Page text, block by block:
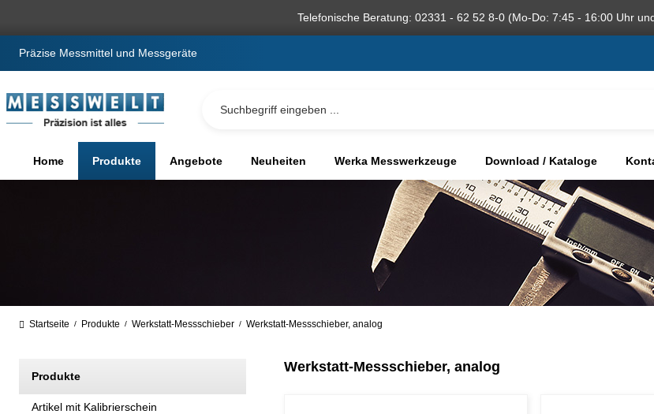
Telefonische Beratung: 02331 - 62 52 8-0 (Mo-Do: 7:45 - 16:00 Uhr
Präzise Messmittel und Messgeräte
Home Produkte Angebote Neuheiten Werka Messwerkzeuge Download / Kataloge
Startseite / Produkte / Werkstatt-Messschieber / Werkstatt-Messschieber, analog
Produkte
Artikel mit Kalibrierschein
Werkstatt-Messschieber, analog